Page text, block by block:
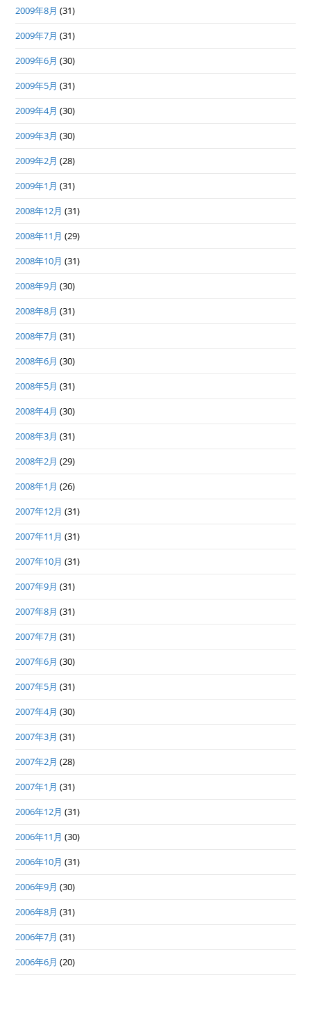
2009年8月 (31)
2009年7月 (31)
2009年6月 (30)
2009年5月 (31)
2009年4月 (30)
2009年3月 (30)
2009年2月 (28)
2009年1月 (31)
2008年12月 (31)
2008年11月 (29)
2008年10月 (31)
2008年9月 (30)
2008年8月 (31)
2008年7月 (31)
2008年6月 (30)
2008年5月 (31)
2008年4月 (30)
2008年3月 (31)
2008年2月 (29)
2008年1月 (26)
2007年12月 (31)
2007年11月 (31)
2007年10月 (31)
2007年9月 (31)
2007年8月 (31)
2007年7月 (31)
2007年6月 (30)
2007年5月 (31)
2007年4月 (30)
2007年3月 (31)
2007年2月 (28)
2007年1月 (31)
2006年12月 (31)
2006年11月 (30)
2006年10月 (31)
2006年9月 (30)
2006年8月 (31)
2006年7月 (31)
2006年6月 (20)